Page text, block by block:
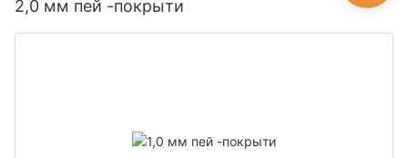
2,0 мм пей -покрыти